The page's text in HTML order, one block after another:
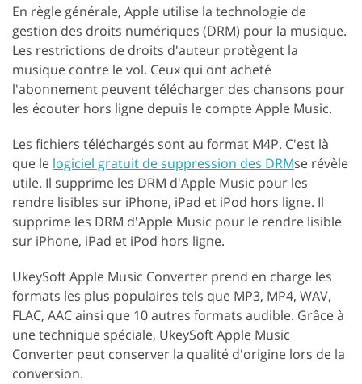
En règle générale, Apple utilise la technologie de
gestion des droits numériques (DRM) pour la musique.
Les restrictions de droits d'auteur protègent la
musique contre le vol. Ceux qui ont acheté
l'abonnement peuvent télécharger des chansons pour
les écouter hors ligne depuis le compte Apple Music.
Les fichiers téléchargés sont au format M4P. C'est là
que le logiciel gratuit de suppression des DRMse révèle
utile. Il supprime les DRM d'Apple Music pour les
rendre lisibles sur iPhone, iPad et iPod hors ligne. Il
supprime les DRM d'Apple Music pour le rendre lisible
sur iPhone, iPad et iPod hors ligne.
UkeySoft Apple Music Converter prend en charge les
formats les plus populaires tels que MP3, MP4, WAV,
FLAC, AAC ainsi que 10 autres formats audible. Grâce à
une technique spéciale, UkeySoft Apple Music
Converter peut conserver la qualité d'origine lors de la
conversion.